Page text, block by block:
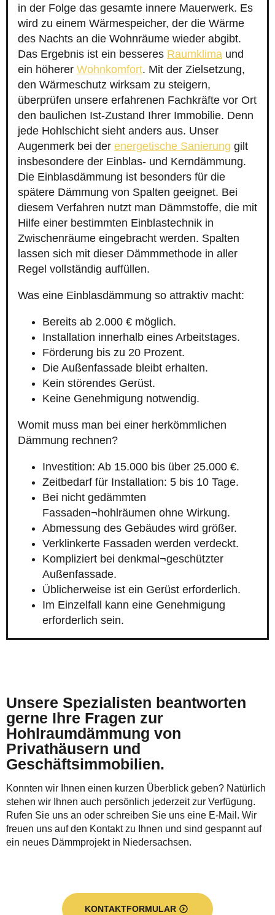
in der Folge das gesamte innere Mauerwerk. Es
wird zu einem Wärmespeicher, der die Wärme
des Nachts an die Wohnräume wieder abgibt.
Das Ergebnis ist ein besseres Raumklima und
ein höherer Wohnkomfort. Mit der Zielsetzung,
den Wärmeschutz wirksam zu steigern,
überprüfen unsere erfahrenen Fachkräfte vor Ort
den baulichen Ist-Zustand Ihrer Immobilie. Denn
jede Hohlschicht sieht anders aus. Unser
Augenmerk bei der energetische Sanierung gilt
insbesondere der Einblas- und Kerndämmung.
Die Einblasdämmung ist besonders für die
spätere Dämmung von Spalten geeignet. Bei
diesem Verfahren nutzt man Dämmstoffe, die mit
Hilfe einer bestimmten Einblastechnik in
Zwischenräume eingebracht werden. Spalten
lassen sich mit dieser Dämmmethode in aller
Regel vollständig auffüllen.
Was eine Einblasdämmung so attraktiv macht:
Bereits ab 2.000 € möglich.
Installation innerhalb eines Arbeitstages.
Förderung bis zu 20 Prozent.
Die Außenfassade bleibt erhalten.
Kein störendes Gerüst.
Keine Genehmigung notwendig.
Womit muss man bei einer herkömmlichen
Dämmung rechnen?
Investition: Ab 15.000 bis über 25.000 €.
Zeitbedarf für Installation: 5 bis 10 Tage.
Bei nicht gedämmten
Fassaden¬hohlräumen ohne Wirkung.
Abmessung des Gebäudes wird größer.
Verklinkerte Fassaden werden verdeckt.
Kompliziert bei denkmal¬geschützter
Außenfassade.
Üblicherweise ist ein Gerüst erforderlich.
Im Einzelfall kann eine Genehmigung
erforderlich sein.
Unsere Spezialisten beantworten
gerne Ihre Fragen zur
Hohlraumdämmung von
Privathäusern und
Geschäftsimmobilien.
Konnten wir Ihnen einen kurzen Überblick geben? Natürlich
stehen wir Ihnen auch persönlich jederzeit zur Verfügung.
Rufen Sie uns an oder schreiben Sie uns eine E-Mail. Wir
freuen uns auf den Kontakt zu Ihnen und sind gespannt auf
ein neues Dämmprojekt in Niedersachsen.
KONTAKTFORMULAR